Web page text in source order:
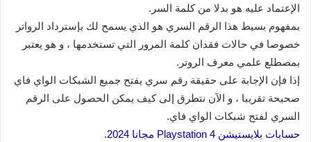
الإعتماد عليه هو بدلا من كلمة السر.
بمفهوم بسيط هذا الرقم السري هو الذي يسمح لك بإسترداد الرواتر
خصوصا في حالات فقدان كلمة المرور التي تستخدمها ، و هو يعتبر
بمصطلع علمي معرف الروتر.
إذا فإن الإجابة على حقيقة رقم سري يفتح جميع الشبكات الواي فاي
صحيحة تقريبا ، و الآن نتطرق إلى كيف يمكن الحصول على الرقم
السري لفتح شبكات الواي فاي.
حسابات بلايستيشن 4 Playstation مجانا 2024
.